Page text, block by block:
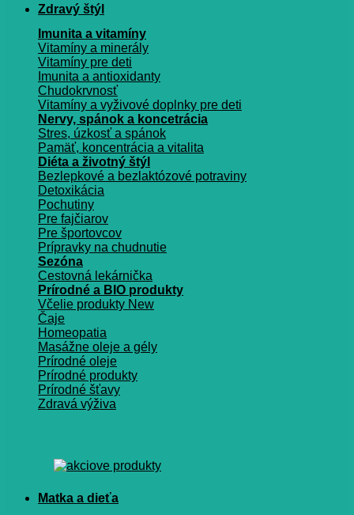
Zdravý štýl
Imunita a vitamíny
Vitamíny a minerály
Vitamíny pre deti
Imunita a antioxidanty
Chudokrvnosť
Vitamíny a vyživové doplnky pre deti
Nervy, spánok a koncetrácia
Stres, úzkosť a spánok
Pamäť, koncentrácia a vitalita
Diéta a životný štýl
Bezlepkové a bezlaktózové potraviny
Detoxikácia
Pochutiny
Pre fajčiarov
Pre športovcov
Prípravky na chudnutie
Sezóna
Cestovná lekárnička
Prírodné a BIO produkty
Včelie produkty
Čaje
Homeopatia
Masážne oleje a gély
Prírodné oleje
Prírodné produkty
Prírodné šťavy
Zdravá výživa
Matka a dieťa